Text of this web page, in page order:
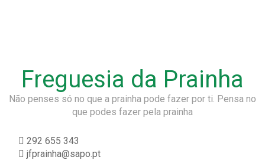
Freguesia da Prainha
Não penses só no que a prainha pode fazer por ti. Pensa no
que podes fazer pela prainha
292 655 343
jfprainha@sapo.pt